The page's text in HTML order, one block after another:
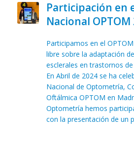
Participación en
Nacional OPTOM
Participamos en el
libre sobre la adaptación
esclerales en trastornos
En Abril de 2024 se ha
Nacional de Optometría,
Oftálmica OPTOM en
Optometría hemos
con la presentación de un